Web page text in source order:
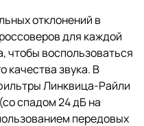
отклонений в
для каждой
чтобы воспользоваться
качества звука. В
Линквица-Райли
спадом 24 дБ на
передовых